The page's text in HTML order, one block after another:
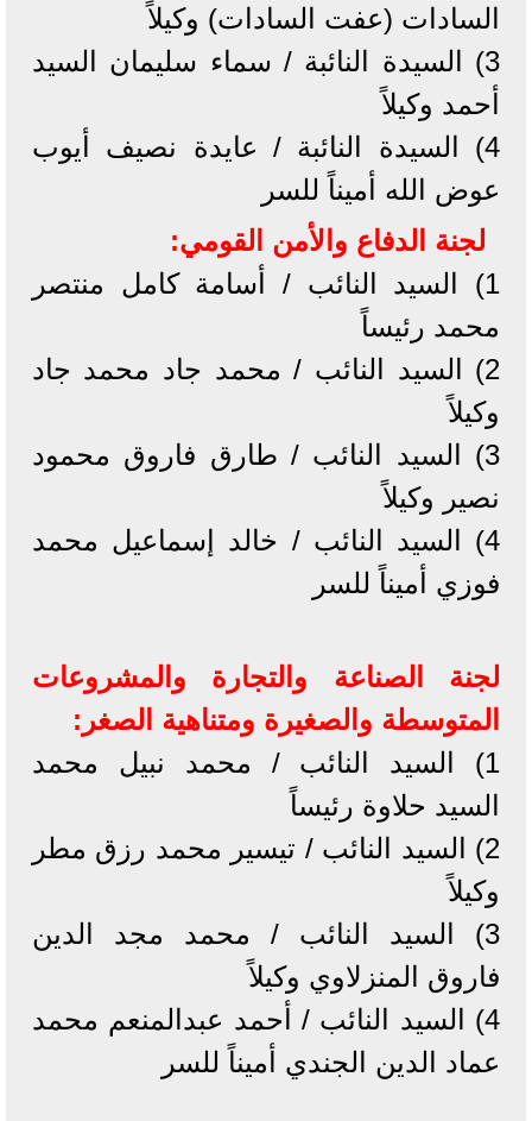
السادات (عفت السادات) وكيلاً
3) السيدة النائبة / سماء سليمان السيد
أحمد وكيلاً
4) السيدة النائبة / عايدة نصيف أيوب
عوض الله أميناً للسر
لجنة الدفاع والأمن القومي:
1) السيد النائب / أسامة كامل منتصر
محمد رئيساً
2) السيد النائب / محمد جاد محمد جاد
وكيلاً
3) السيد النائب / طارق فاروق محمود
نصير وكيلاً
4) السيد النائب / خالد إسماعيل محمد
فوزي أميناً للسر
لجنة الصناعة والتجارة والمشروعات
المتوسطة والصغيرة ومتناهية الصغر:
1) السيد النائب / محمد نبيل محمد
السيد حلاوة رئيساً
2) السيد النائب / تيسير محمد رزق مطر
وكيلاً
3) السيد النائب / محمد مجد الدين
فاروق المنزلاوي وكيلاً
4) السيد النائب / أحمد عبدالمنعم محمد
عماد الدين الجندي أميناً للسر